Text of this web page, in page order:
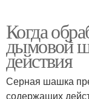
Когда
дымовой
действия
Серная шашка
содержащих